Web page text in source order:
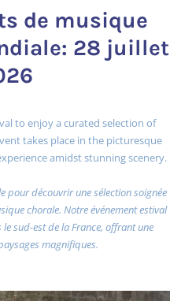
de musique
28 juillet
to enjoy a curated selection of
takes place in the picturesque
amidst stunning scenery.
pour découvrir une sélection soignée
chorale. Notre événement estival
sud-est de la France, offrant une
magnifiques.